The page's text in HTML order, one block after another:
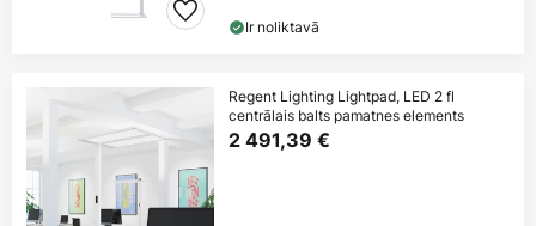
Ir noliktavā
Regent Lighting Lightpad, LED 2 fl
centrālais balts pamatnes elements
2 491,39 €